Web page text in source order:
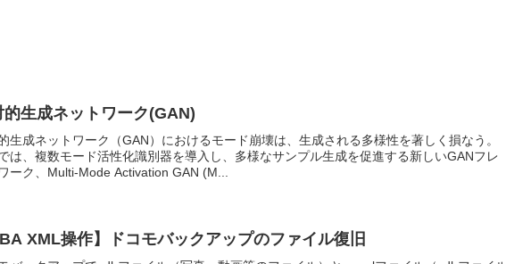
的生成ネットワーク(GAN)
生成ネットワーク（GAN）におけるモード崩壊は、生成される多様性を著しく損なう。
は、複数モード活性化識別器を導入し、多様なサンプル生成を促進する新しいGANフレ
ーク、Multi-Mode Activation GAN (M...
XML操作】ドコモバックアップのファイル復旧